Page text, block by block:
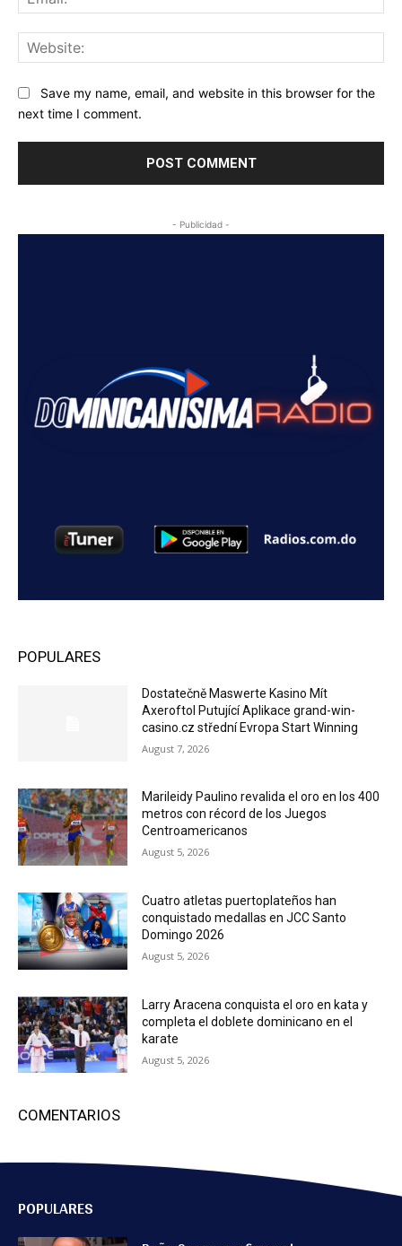
Save my name, email, and website in this browser for the
next time I comment.
- Publicidad -
POPULARES
Dostatečně Maswerte Kasino Mít
Axeroftol Putující Aplikace grand-win-
casino.cz střední Evropa Start Winning
August 7, 2026
Marileidy Paulino revalida el oro en los 400
metros con récord de los Juegos
Centroamericanos
August 5, 2026
Cuatro atletas puertoplateños han
conquistado medallas en JCC Santo
Domingo 2026
August 5, 2026
Larry Aracena conquista el oro en kata y
completa el doblete dominicano en el
karate
August 5, 2026
COMENTARIOS
POPULARES